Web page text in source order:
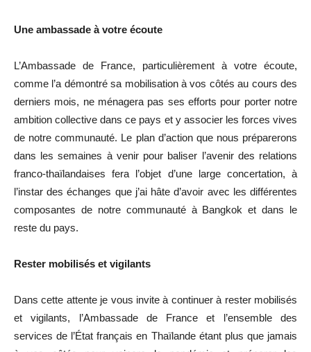
Une ambassade à votre écoute
L’Ambassade de France, particulièrement à votre écoute,
comme l’a démontré sa mobilisation à vos côtés au cours des
derniers mois, ne ménagera pas ses efforts pour porter notre
ambition collective dans ce pays et y associer les forces vives
de notre communauté. Le plan d’action que nous préparerons
dans les semaines à venir pour baliser l’avenir des relations
franco-thaïlandaises fera l’objet d’une large concertation, à
l’instar des échanges que j’ai hâte d’avoir avec les différentes
composantes de notre communauté à Bangkok et dans le
reste du pays.
Rester mobilisés et vigilants
Dans cette attente je vous invite à continuer à rester mobilisés
et vigilants, l’Ambassade de France et l’ensemble des
services de l’État français en Thaïlande étant plus que jamais